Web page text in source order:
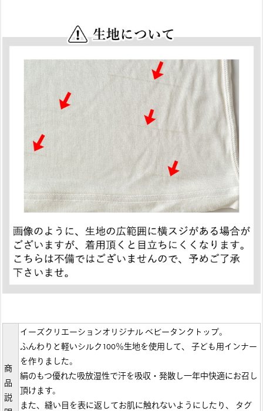
商
品
説
イーズクリエーションオリジナル ベビータンクトップ。
ふんわりと軽いシルク100％生地を使用して、 子ども用インナー
を作りました。
絹のもつ優れた吸放湿性で汗を吸収・発散し一年中快適にお召し
頂けます。
また、縫い目を表に返してお肌に触れないようにしたり、 タグ